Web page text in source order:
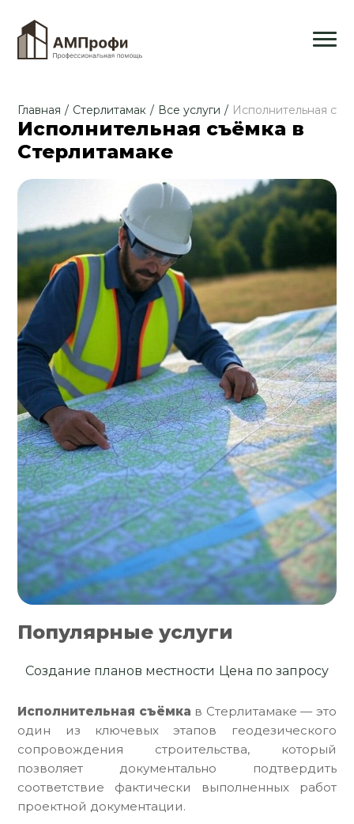
Главная / Стерлитамак / Все услуги / Исполнительная
Исполнительная съёмка в
Стерлитамаке
Исполнительная съёмка в Стерлитамаке — это
один из ключевых этапов геодезического
сопровождения строительства, который
позволяет документально подтвердить
соответствие фактически выполненных работ
проектной документации.
Популярные услуги
Создание планов местности Цена по запросу